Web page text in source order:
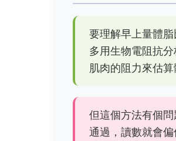
要理解早上量體
多用生物電阻抗
肌肉的阻力來估
但這個方法有個
通過，讀數就會